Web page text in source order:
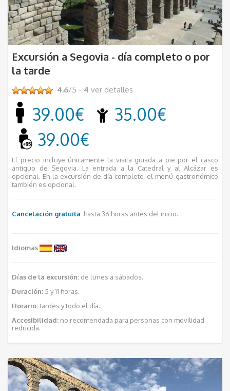
Excursión a Segovia - día completo o por
la tarde
4.6/5 - 4 ver detalles
39.00€
35.00€
39.00€
El precio incluye únicamente la visita guiada a pie por el casco
antiguo de Segovia. La entrada a la Catedral y al Alcázar es
opcional. En la excursión de día completo, el menú gastronómico
también es opcional.
Cancelación gratuita: hasta 36 horas antes del inicio.
Idiomas:
Días de la excursión: de lunes a sábados.
Duración: 5 y 11 horas.
Horario:tardes y todo el día..
Accesibilidad: no recomendada para personas con movilidad
reducida.